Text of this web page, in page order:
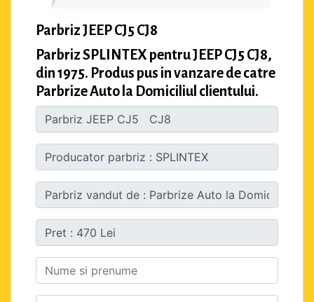
Parbriz JEEP CJ5 CJ8
Parbriz SPLINTEX pentru JEEP CJ5 CJ8,
din 1975. Produs pus in vanzare de catre
Parbrize Auto la Domiciliul clientului.